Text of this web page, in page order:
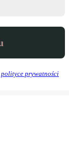
polityce prywatności